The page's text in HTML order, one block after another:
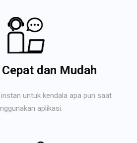
dan Mudah
untuk kendala apa pun saat
aplikasi.